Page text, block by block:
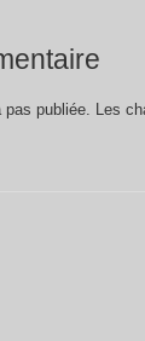
pas publiée. Les